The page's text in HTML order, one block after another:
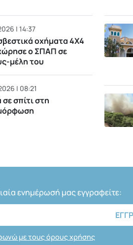
| 14:37
οχήματα 4Χ4
ο ΣΠΑΠ σε
μέλη του
| 08:21
σπίτι στη
ενημέρωσή μας εγγραφείτε:
με τους όρους χρήσης